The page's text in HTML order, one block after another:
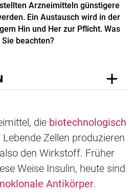
Arzneimitteln günstigere
Ein Austausch wird in der
Hin und Her zur Pflicht. Was
beachten?
die biotechnologisch
Zellen produzieren
den Wirkstoff. Früher
Weise Insulin, heute sind
Antikörper.